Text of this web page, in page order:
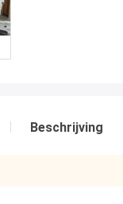
Beschrijving